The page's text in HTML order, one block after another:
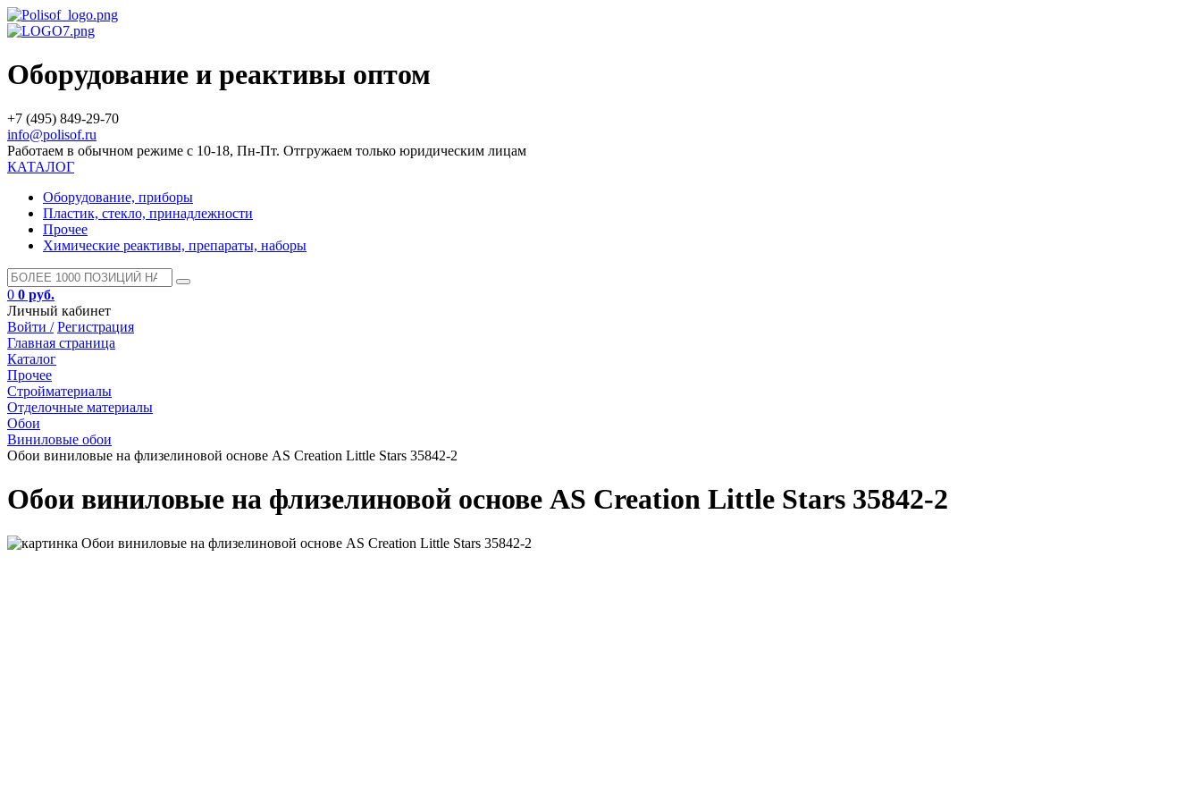
Оборудование и реактивы оптом
+7 (495) 849-29-70
info@polisof.ru
Работаем в обычном режиме с 10-18, Пн-Пт. Отгружаем только юридическим лицам
КАТАЛОГ
Оборудование, приборы
Пластик, стекло, принадлежности
Прочее
Химические реактивы, препараты, наборы
0 0 руб.
Личный кабинет
Войти / Регистрация
Главная страница
Каталог
Прочее
Стройматериалы
Отделочные материалы
Обои
Виниловые обои
Обои виниловые на флизелиновой основе AS Creation Little Stars 35842-2
Обои виниловые на флизелиновой основе AS Creation Little Stars 35842-2